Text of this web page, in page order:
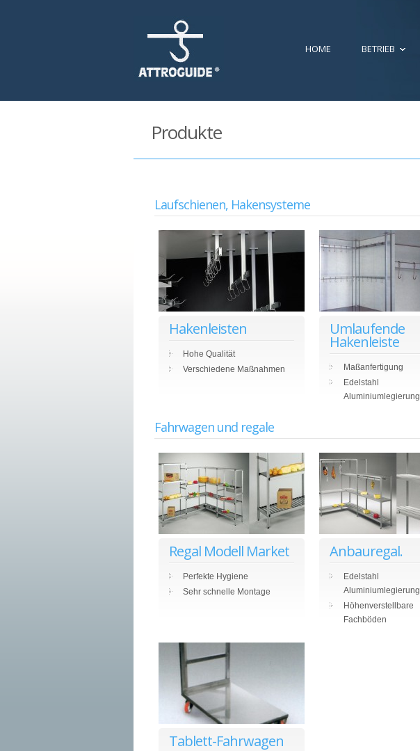
HOME BETRIEB
Produkte
Laufschienen, Hakensysteme
Hakenleisten
Hohe Qualität
Verschiedene Maßnahmen
Umlaufende
Hakenleiste
Maßanfertigung
Edelstahl
Aluminiumlegierung
Fahrwagen und regale
Regal Modell Market
Perfekte Hygiene
Sehr schnelle Montage
Anbauregal.
Edelstahl
Aluminiumlegierung
Höhenverstellbare
Fachböden
Tablett-Fahrwagen